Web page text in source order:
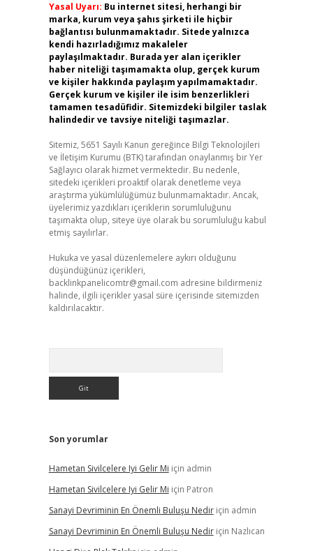
Yasal Uyarı: Bu internet sitesi, herhangi bir
marka, kurum veya şahıs şirketi ile hiçbir
bağlantısı bulunmamaktadır. Sitede yalnızca
kendi hazırladığımız makaleler
paylaşılmaktadır. Burada yer alan içerikler
haber niteliği taşımamakta olup, gerçek kurum
ve kişiler hakkında paylaşım yapılmamaktadır.
Gerçek kurum ve kişiler ile isim benzerlikleri
tamamen tesadüfidir. Sitemizdeki bilgiler taslak
halindedir ve tavsiye niteliği taşımazlar.
Sitemiz, 5651 Sayılı Kanun gereğince Bilgi Teknolojileri
ve İletişim Kurumu (BTK) tarafından onaylanmış bir Yer
Sağlayıcı olarak hizmet vermektedir. Bu nedenle,
sitedeki içerikleri proaktif olarak denetleme veya
araştırma yükümlülüğümüz bulunmamaktadır. Ancak,
üyelerimiz yazdıkları içeriklerin sorumluluğunu
taşımakta olup, siteye üye olarak bu sorumluluğu kabul
etmiş sayılırlar.
Hukuka ve yasal düzenlemelere aykırı olduğunu
düşündüğünüz içerikleri,
backlinkpanelicomtr@gmail.com adresine bildirmeniz
halinde, ilgili içerikler yasal süre içerisinde sitemizden
kaldırılacaktır.
Son yorumlar
Hametan Sivilcelere Iyi Gelir Mi için admin
Hametan Sivilcelere Iyi Gelir Mi için Patron
Sanayi Devriminin En Önemli Buluşu Nediriçin admin
Sanayi Devriminin En Önemli Buluşu Nediriçin Nazlıcan